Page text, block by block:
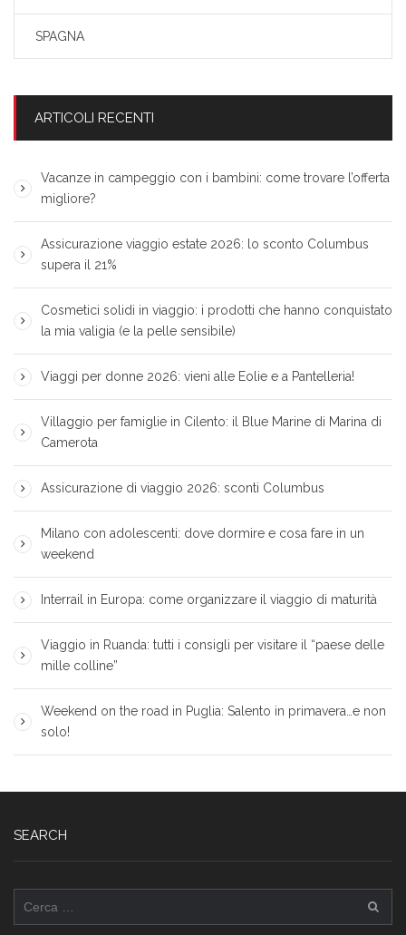
SPAGNA
ARTICOLI RECENTI
Vacanze in campeggio con i bambini: come trovare l’offerta
migliore?
Assicurazione viaggio estate 2026: lo sconto Columbus
supera il 21%
Cosmetici solidi in viaggio: i prodotti che hanno conquistato
la mia valigia (e la pelle sensibile)
Viaggi per donne 2026: vieni alle Eolie e a Pantelleria!
Villaggio per famiglie in Cilento: il Blue Marine di Marina di
Camerota
Assicurazione di viaggio 2026: sconti Columbus
Milano con adolescenti: dove dormire e cosa fare in un
weekend
Interrail in Europa: come organizzare il viaggio di maturità
Viaggio in Ruanda: tutti i consigli per visitare il “paese delle
mille colline”
Weekend on the road in Puglia: Salento in primavera…e non
solo!
SEARCH
per: